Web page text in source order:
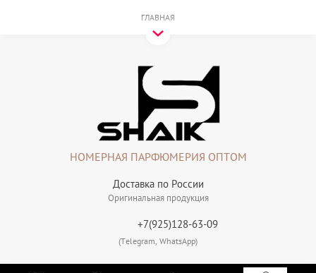
ГЛАВНАЯ
Доставка по России
Оригинальная продукция
НОМЕРНАЯ ПАРФЮМЕРИЯ ОПТОМ
+7(925)128-63-09
(Telegram, WhatsApp)